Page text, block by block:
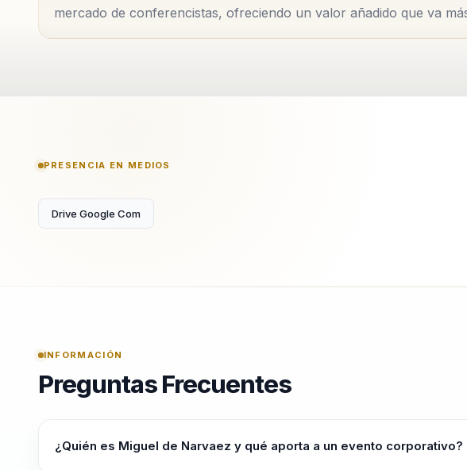
equipo, promoviendo un entorno de colaboración y confianza. Esto
que también fomenta la innovación y la creatividad dentro de la
mercado de conferencistas, ofreciendo un valor añadido que va
PRESENCIA EN MEDIOS
Drive Google Com
INFORMACIÓN
Preguntas Frecuentes
¿Quién es Miguel de Narvaez y qué aporta a un evento corporativo?